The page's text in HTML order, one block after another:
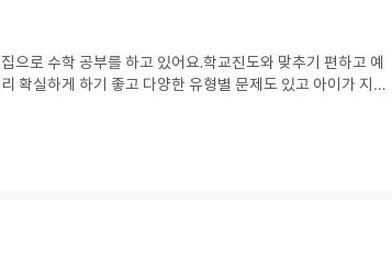
으로 수학 공부를 하고 있어요.학교진도와 맞추기 편하고 예
확실하게 하기 좋고 다양한 유형별 문제도 있고 아이가 지루
닥 내지는 두바닥 정도 풀고 있어요.